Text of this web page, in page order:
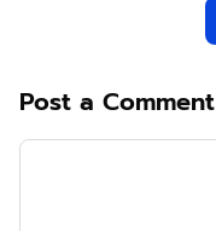
Post a Comment